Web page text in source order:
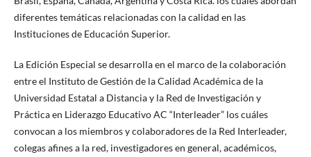
diferentes temáticas relacionadas con la calidad en las
Instituciones de Educación Superior.
La Edición Especial se desarrolla en el marco de la colaboración
entre el Instituto de Gestión de la Calidad Académica de la
Universidad Estatal a Distancia y la Red de Investigación y
Práctica en Liderazgo Educativo AC “Interleader” los cuáles
convocan a los miembros y colaboradores de la Red Interleader,
colegas afines a la red, investigadores en general, académicos,